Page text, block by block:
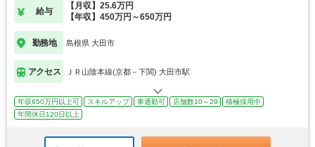
給与
【月収】25.6万円
【年収】450万円～650万円
勤務地 島根県 大田市
アクセス ＪＲ山陰本線(京都－下関) 大田市駅
年収650万円以上可 スキルアップ 車通勤可 店舗数10～29
積極採用中
年間休日120日以上